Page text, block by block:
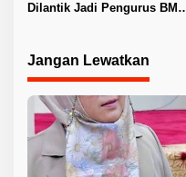
Dilantik Jadi Pengurus BMA
Jangan Lewatkan